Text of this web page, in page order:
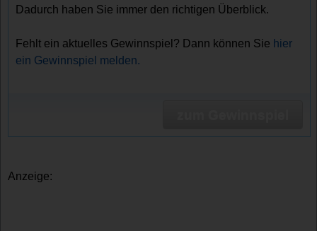
Dadurch haben Sie immer den richtigen Überblick.
Fehlt ein aktuelles Gewinnspiel? Dann können Sie hier
ein Gewinnspiel melden.
Anzeige: